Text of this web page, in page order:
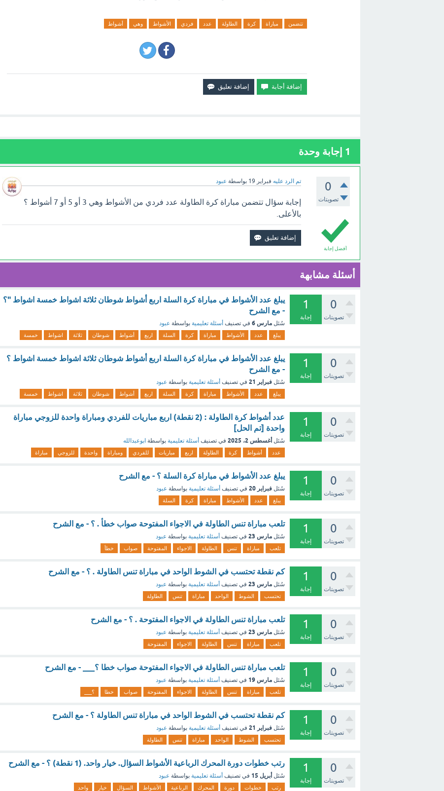
تتضمن مباراة كرة الطاولة عدد فردي الأشواط وهي أشواط
1 إجابة وحدة
0
تصويتات
تم الرد عليه فبراير 19 بواسطة عبود
أفضل إجابة
إجابة سؤال تتضمن مباراة كرة الطاولة عدد فردي من الأشواط وهي 3 أو 5 أو 7 أشواط ؟
بالأعلى.
أسئلة مشابهة
0
تصويتات
1
إجابة
يبلغ عدد الأشواط في مباراة كرة السلة اربع أشواط شوطان ثلاثة اشواط خمسة اشواط "؟
- مع الشرح
سُئل مارس 6 في تصنيف أسئلة تعليمية بواسطة عبود
يبلغ عدد الأشواط مباراة كرة السلة اربع أشواط شوطان ثلاثة اشواط خمسة
0
تصويتات
1
إجابة
يبلغ عدد الأشواط في مباراة كرة السلة اربع أشواط شوطان ثلاثة اشواط خمسة اشواط ؟
- مع الشرح
سُئل فبراير 21 في تصنيف أسئلة تعليمية بواسطة عبود
يبلغ عدد الأشواط مباراة كرة السلة اربع أشواط شوطان ثلاثة اشواط خمسة
0
تصويتات
1
إجابة
عدد أشواط كرة الطاولة : (2 نقطة) اربع مباريات للفردي ومباراة واحدة للزوجي مباراة
واحدة [تم الحل]
سُئل أغسطس 2، 2025 في تصنيف أسئلة تعليمية بواسطة ابوعبدالله
عدد أشواط كرة الطاولة اربع مباريات للفردي ومباراة واحدة للزوجي مباراة
0
تصويتات
1
إجابة
يبلغ عدد الأشواط في مباراة كرة السلة ؟ - مع الشرح
سُئل فبراير 20 في تصنيف أسئلة تعليمية بواسطة عبود
يبلغ عدد الأشواط مباراة كرة السلة
0
تصويتات
1
إجابة
تلعب مباراة تنس الطاولة في الاجواء المفتوحة صواب خطأ . ؟ - مع الشرح
سُئل مارس 23 في تصنيف أسئلة تعليمية بواسطة عبود
تلعب مباراة تنس الطاولة الاجواء المفتوحة صواب خطأ
0
تصويتات
1
إجابة
كم نقطة تحتسب في الشوط الواحد في مباراة تنس الطاولة . ؟ - مع الشرح
سُئل مارس 23 في تصنيف أسئلة تعليمية بواسطة عبود
تحتسب الشوط الواحد مباراة تنس الطاولة
0
تصويتات
1
إجابة
تلعب مباراة تنس الطاولة في الاجواء المفتوحة . ؟ - مع الشرح
سُئل مارس 23 في تصنيف أسئلة تعليمية بواسطة عبود
تلعب مباراة تنس الطاولة الاجواء المفتوحة
0
تصويتات
1
إجابة
تلعب مباراة تنس الطاولة في الاجواء المفتوحة صواب خطا ؟___ - مع الشرح
سُئل مارس 19 في تصنيف أسئلة تعليمية بواسطة عبود
تلعب مباراة تنس الطاولة الاجواء المفتوحة صواب خطا ؟___
0
تصويتات
1
إجابة
كم نقطة تحتسب في الشوط الواحد في مباراة تنس الطاولة ؟ - مع الشرح
سُئل فبراير 21 في تصنيف أسئلة تعليمية بواسطة عبود
تحتسب الشوط الواحد مباراة تنس الطاولة
0
تصويتات
1
إجابة
رتب خطوات دورة المحرك الرباعية الأشواط السؤال. خيار واحد. (1 نقطة) ؟ - مع الشرح
سُئل أبريل 15 في تصنيف أسئلة تعليمية بواسطة عبود
رتب خطوات دورة المحرك الرباعية الأشواط السؤال خيار واحد